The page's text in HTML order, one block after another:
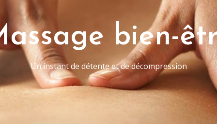
bien-
Un instant de détente et de décompression